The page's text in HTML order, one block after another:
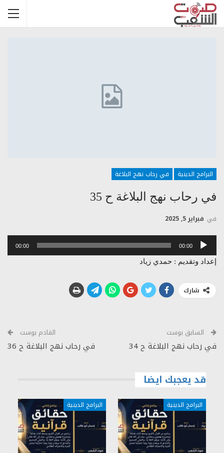
البرامج الدينية في رحاب نهج البلاغة
في رحاب نهج البلاغة ح 35
في فبراير 5, 2025
مشغل
00:00
00:00
إعداد وتقديم : حمدي زياد
شارك
السابق بوست
في رحاب نهج البلاغة ح 34
القادم بوست
في رحاب نهج البلاغة ح 36
قد يعجبك ايضا
البرامج الدينية البرامج الدينية